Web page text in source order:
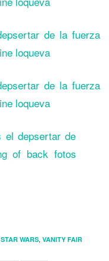
STAR WARS, VANITY FAIR